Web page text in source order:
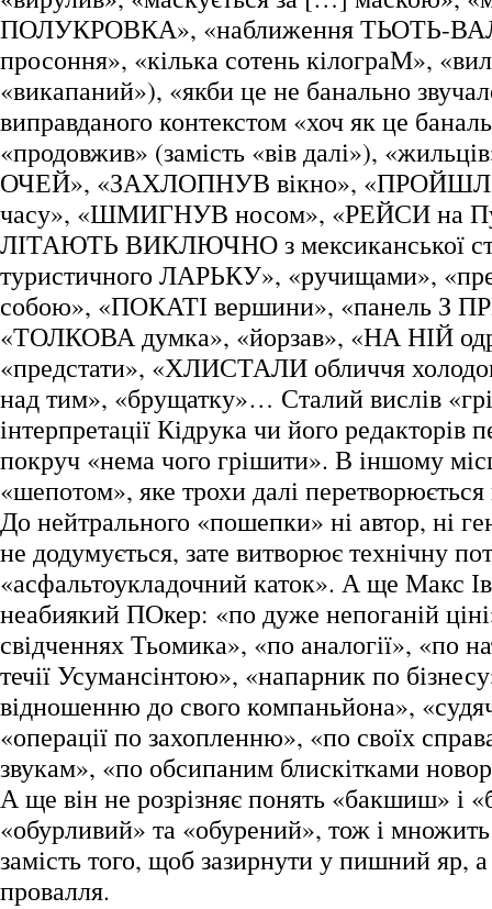
ПОЛУКРОВКА», «наближення ТЬОТЬ-
просоння», «кілька сотень кілограМ»,
«викапаний»), «якби це не банально
виправданого контекстом «хоч як це
«продовжив» (замість «вів далі»),
ОЧЕЙ», «ЗАХЛОПНУВ вікно», «ПРОЙШЛО
часу», «ШМИГНУВ носом», «РЕЙСИ на
ЛІТАЮТЬ ВИКЛЮЧНО з мексиканської
туристичного ЛАРЬКУ», «ручищами»,
собою», «ПОКАТІ вершини», «панель З
«ТОЛКОВА думка», «йорзав», «НА НІЙ
«предстати», «ХЛИСТАЛИ обличчя
над тим», «брущатку»… Сталий вислів
інтерпретації Кідрука чи його редакторів
покруч «нема чого грішити». В іншому
«шепотом», яке трохи далі
До нейтрального «пошепки» ні автор, ні
не додумується, зате витворює технічну
«асфальтоукладочний каток». А ще Макс
неабиякий ПОкер: «по дуже непоганій
свідченнях Тьомика», «по аналогії», «по
течії Усумансінтою», «напарник по
відношенню до свого компаньйона»,
«операції по захопленню», «по своїх
звукам», «по обсипаним блискітками
А ще він не розрізняє понять «бакшиш» і
«обурливий» та «обурений», тож і множить
замість того, щоб зазирнути у пишний яр,
провалля.